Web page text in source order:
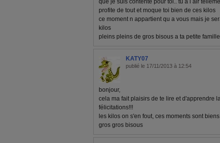
que je suis contente pour toi.. tu a l air
profite de tout et moque toi bien de ces kilos
ce moment n appartient qu a vous mais je
kilos
pleins pleins de gros bisous a ta petite famille
KATY07
publié le 17/11/2013 à 12:54
bonjour,
cela ma fait plaisirs de te lire et d'apprendre
félicitations!!!
les kilos on s'en fout, ces moments sont
gros gros bisous